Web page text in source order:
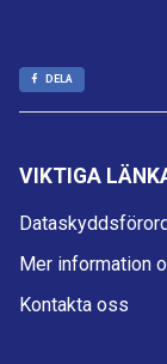
DELA
VIKTIGA
Mer information
Kontakta oss